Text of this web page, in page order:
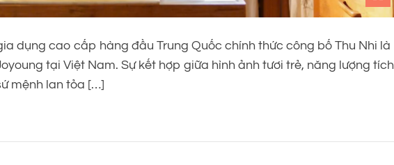
dụng cao cấp hàng đầu Trung Quốc chính thức công bố Thu Nhi là
tại Việt Nam. Sự kết hợp giữa hình ảnh tươi trẻ, năng lượng tích
mệnh lan tỏa […]